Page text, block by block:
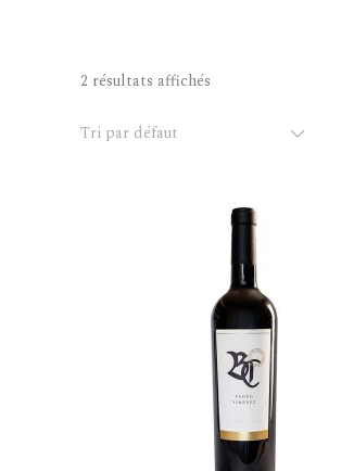
2 résultats affichés
Tri par défaut